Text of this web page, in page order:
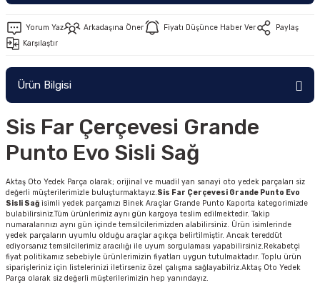
Yorum Yaz Arkadaşına Öner Fiyatı Düşünce Haber Ver
Paylaş
Karşılaştır
Ürün Bilgisi
Sis Far Çerçevesi Grande
Punto Evo Sisli Sağ
Aktaş Oto Yedek Parça olarak; orijinal ve muadil yan sanayi oto yedek parçaları siz
değerli müşterilerimizle buluşturmaktayız.Sis Far Çerçevesi Grande Punto Evo
Sisli Sağ isimli yedek parçamızı Binek Araçlar Grande Punto Kaporta kategorimizde
bulabilirsiniz.Tüm ürünlerimiz aynı gün kargoya teslim edilmektedir. Takip
numaralarınızı aynı gün içinde temsilcilerimizden alabilirsiniz. Ürün isimlerinde
yedek parçaların uyumlu olduğu araçlar açıkça belirtilmiştir. Ancak tereddüt
ediyorsanız temsilcilerimiz aracılığı ile uyum sorgulaması yapabilirsiniz.Rekabetçi
fiyat politikamız sebebiyle ürünlerimizin fiyatları uygun tutulmaktadır. Toplu ürün
siparişleriniz için listelerinizi iletirseniz özel çalışma sağlayabilriz.Aktaş Oto Yedek
Parça olarak siz değerli müşterilerimizin hep yanındayız.